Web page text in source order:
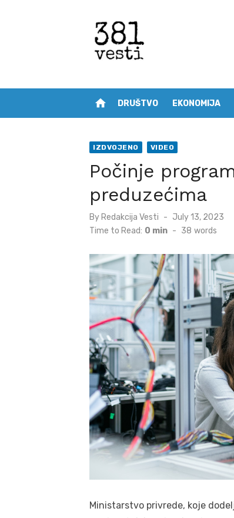
home DRUŠTVO EKONOMIJA
IZDVOJENO VIDEO
Počinje
preduzećima
By Redakcija Vesti
Posted
July 13, 2023
Time to Read: 0 min - 38 words
Ministarstvo privrede, koje